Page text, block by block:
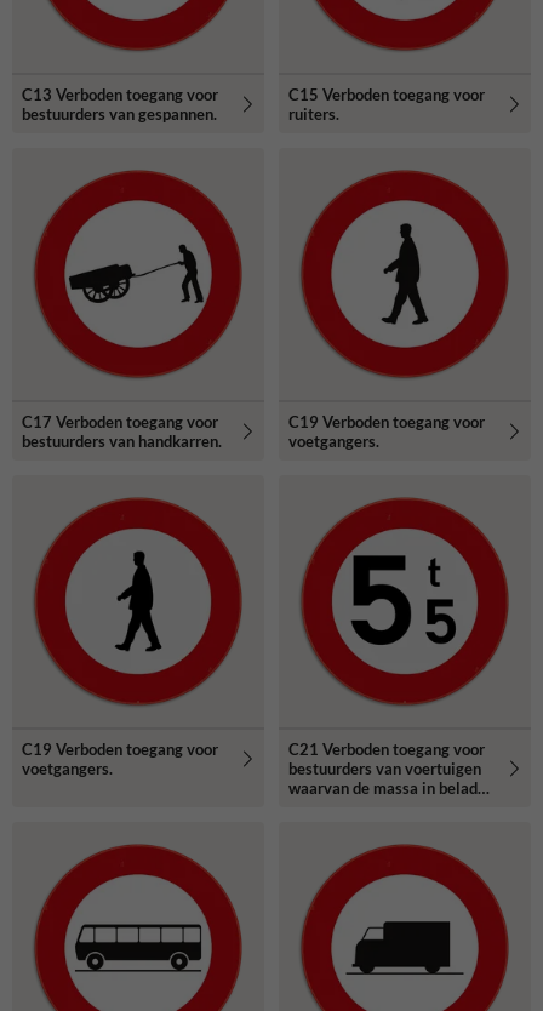
C13 Verboden toegang voor
bestuurders van gespannen.
C15 Verboden toegang voor
ruiters.
C17 Verboden toegang voor
bestuurders van handkarren.
C19 Verboden toegang voor
voetgangers.
C19 Verboden toegang voor
voetgangers.
C21 Verboden toegang voor
bestuurders van voertuigen
waarvan de massa in beladen